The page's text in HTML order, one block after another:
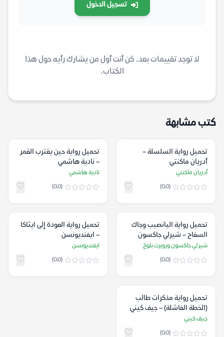
تسجيل الدخول
لا توجد تقييمات بعد. كن أنت أول من يشارك رأيه حول هذا
الكتاب.
كتب مشابهة
تحميل رواية السلسلة –
أدريان ماكنتي
أدريان ماكنتي
(0.0)
تحميل رواية حين يقترب القمر
– نادية هاشمي
نادية هاشمي
(0.0)
تحميل رواية اليانصيب وجاك
السفاح – شيرلي جاكسون
وروبرت بلوخ
شيرلي جاكسون وروبرت بلوخ
(0.0)
تحميل رواية العودة إلى ايثاكا
– ايفنديونسن
ايفنديونسن
(0.0)
تحميل رواية مذكرات طالب
(الخطة الفاشلة) – جيف كيني
جيف كيني
(0.0)